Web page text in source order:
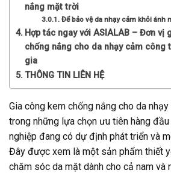
nắng mặt trời
Để bảo vệ da nhạy cảm khỏi ánh
Hợp tác ngay với ASIALAB – Đơn vị
chống nắng cho da nhạy cảm công
gia
THÔNG TIN LIÊN HỆ
Gia công kem chống nắng cho da
trong những lựa chọn ưu tiên hàng
nghiệp đang có dự định phát triển và
Đây được xem là một sản phẩm thiết
chăm sóc da mặt dành cho cả nam và